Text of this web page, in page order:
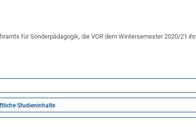
für Sonderpädagogik, die VOR dem Wintersemester 2020/21 ihr
Studieninhalte